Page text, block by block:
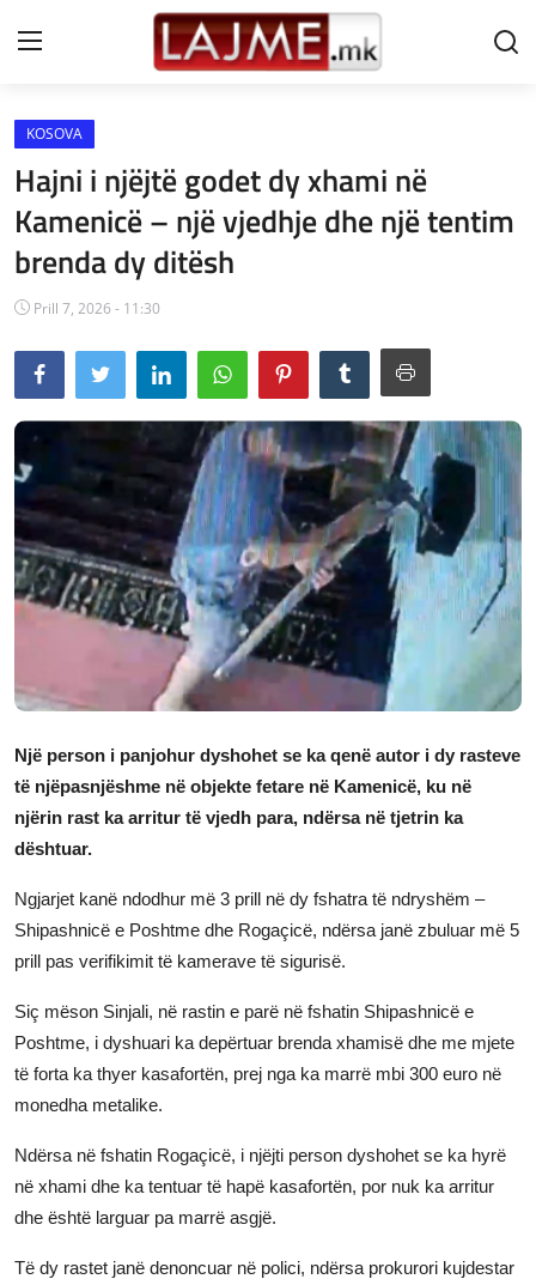
Shtëpi
LAJME MAQEDONI
SHQIPERI
KOSOVA
LAJME NGA BOTA
SHOWBIZ
SPORT
SHENDETI
JETA
Gallery
KOSOVA
Hajni i njëjtë godet dy xhami në
Kamenicë – një vjedhje dhe një tentim
brenda dy ditësh
Prill 7, 2026 - 11:30
Një person i panjohur dyshohet se ka qenë autor i dy rasteve
të njëpasnjëshme në objekte fetare në Kamenicë, ku në
njërin rast ka arritur të vjedh para, ndërsa në tjetrin ka
dështuar.
Ngjarjet kanë ndodhur më 3 prill në dy fshatra të ndryshëm –
Shipashnicë e Poshtme dhe Rogaçicë, ndërsa janë zbuluar më 5
prill pas verifikimit të kamerave të sigurisë.
Siç mëson Sinjali, në rastin e parë në fshatin Shipashnicë e
Poshtme, i dyshuari ka depërtuar brenda xhamisë dhe me mjete
të forta ka thyer kasafortën, prej nga ka marrë mbi 300 euro në
monedha metalike.
Ndërsa në fshatin Rogaçicë, i njëjti person dyshohet se ka hyrë
në xhami dhe ka tentuar të hapë kasafortën, por nuk ka arritur
dhe është larguar pa marrë asgjë.
Të dy rastet janë denoncuar në polici, ndërsa prokurori kujdestar